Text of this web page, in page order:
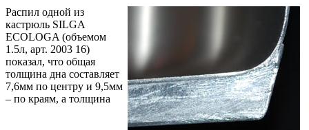
Распил одной из
кастрюль SILGA
ECOLOGA (объемом
1.5л, арт. 2003 16)
показал, что общая
толщина дна составляет
7,6мм по центру и 9,5мм
– по краям, а толщина